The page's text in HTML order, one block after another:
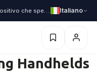
Italiano
Handhelds